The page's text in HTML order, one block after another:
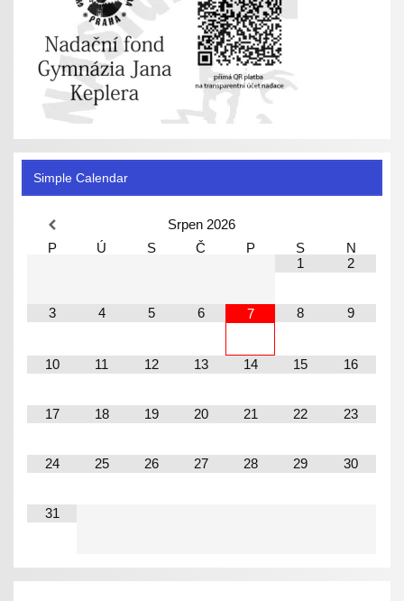
Simple Calendar
Srpen 2026
P
Ú S Č P S
N
1
2
3 4 5 6 7 8 9
10 11 12 13 14 15 16
17 18 19 20 21 22 23
24 25 26 27 28 29 30
31